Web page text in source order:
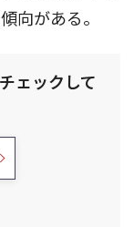
向がある。
ェックして